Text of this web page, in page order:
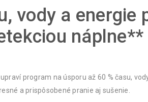
vody a energie
náplne**
program na úsporu až 60 % času,
a prispôsobené pranie aj sušenie.